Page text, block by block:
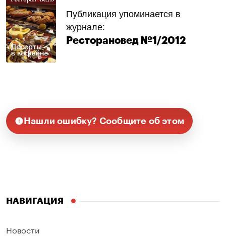
Публикация упоминается в
журнале:
Ресторановед №1/2012
Нашли ошибку? Сообщите об этом
НАВИГАЦИЯ
Новости